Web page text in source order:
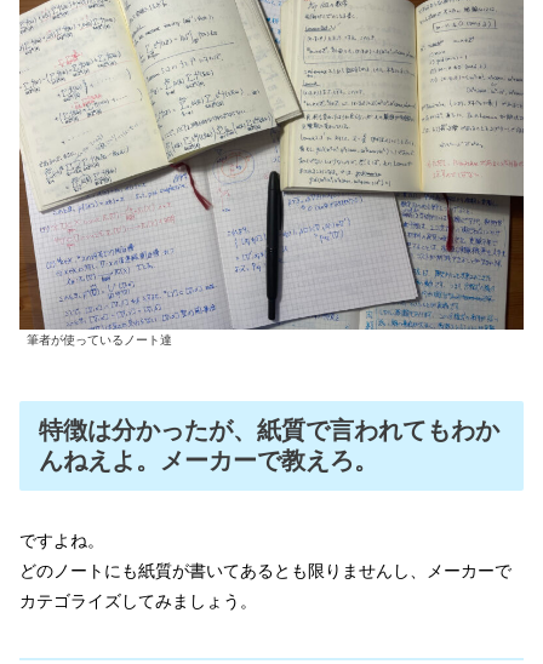
筆者が使っているノート達
特徴は分かったが、紙質で言われてもわか
んねえよ。メーカーで教えろ。
ですよね。
どのノートにも紙質が書いてあるとも限りませんし、メーカーで
カテゴライズしてみましょう。